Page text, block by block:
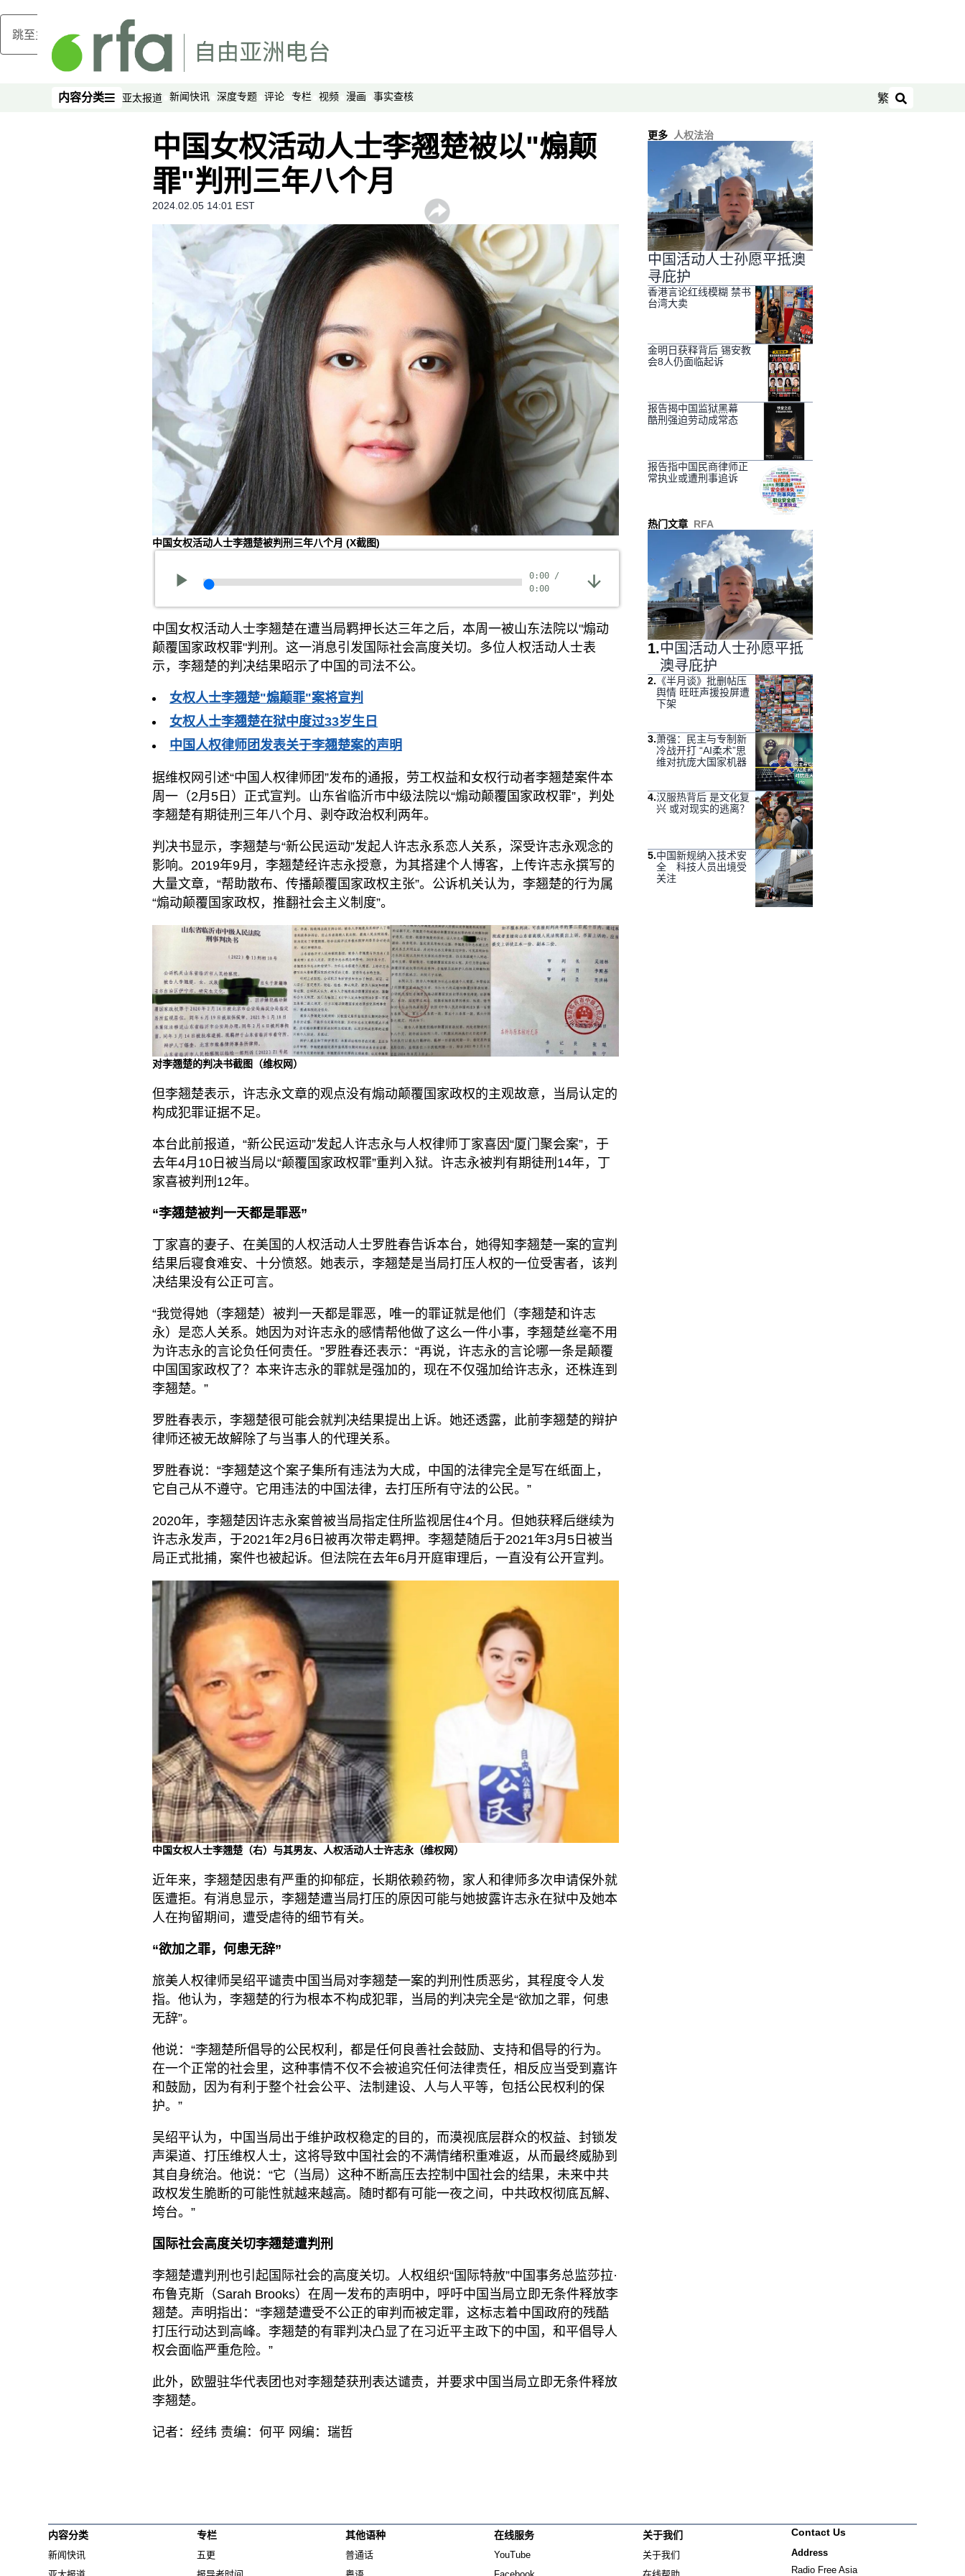
跳至主内容
内容分类
内容分类 亚太报道 新闻快讯 深度专题 评论 专栏 视频 漫画 事实查核 繁
搜索
中国女权活动人士李翘楚被以"煽颠
罪"判刑三年八个月
2024.02.05 14:01 EST
中国女权活动人士李翘楚被判刑三年八个月 (X截图)
0:00 /
0:00
中国女权活动人士李翘楚在遭当局羁押长达三年之后，本周一被山东法院以"煽动
颠覆国家政权罪"判刑。这一消息引发国际社会高度关切。多位人权活动人士表
示，李翘楚的判决结果昭示了中国的司法不公。
女权人士李翘楚"煽颠罪"案将宣判
女权人士李翘楚在狱中度过33岁生日
中国人权律师团发表关于李翘楚案的声明
据维权网引述“中国人权律师团”发布的通报，劳工权益和女权行动者李翘楚案件本
周一（2月5日）正式宣判。山东省临沂市中级法院以“煽动颠覆国家政权罪”，判处
李翘楚有期徒刑三年八个月、剥夺政治权利两年。
判决书显示，李翘楚与“新公民运动”发起人许志永系恋人关系，深受许志永观念的
影响。2019年9月，李翘楚经许志永授意，为其搭建个人博客，上传许志永撰写的
大量文章，“帮助散布、传播颠覆国家政权主张”。公诉机关认为，李翘楚的行为属
“煽动颠覆国家政权，推翻社会主义制度”。
对李翘楚的判决书截图（维权网）
但李翘楚表示，许志永文章的观点没有煽动颠覆国家政权的主观故意，当局认定的
构成犯罪证据不足。
本台此前报道，“新公民运动”发起人许志永与人权律师丁家喜因“厦门聚会案”，于
去年4月10日被当局以“颠覆国家政权罪”重判入狱。许志永被判有期徒刑14年，丁
家喜被判刑12年。
“李翘楚被判一天都是罪恶”
丁家喜的妻子、在美国的人权活动人士罗胜春告诉本台，她得知李翘楚一案的宣判
结果后寝食难安、十分愤怒。她表示，李翘楚是当局打压人权的一位受害者，该判
决结果没有公正可言。
“我觉得她（李翘楚）被判一天都是罪恶，唯一的罪证就是他们（李翘楚和许志
永）是恋人关系。她因为对许志永的感情帮他做了这么一件小事，李翘楚丝毫不用
为许志永的言论负任何责任。”罗胜春还表示：“再说，许志永的言论哪一条是颠覆
中国国家政权了？本来许志永的罪就是强加的，现在不仅强加给许志永，还株连到
李翘楚。”
罗胜春表示，李翘楚很可能会就判决结果提出上诉。她还透露，此前李翘楚的辩护
律师还被无故解除了与当事人的代理关系。
罗胜春说：“李翘楚这个案子集所有违法为大成，中国的法律完全是写在纸面上，
它自己从不遵守。它用违法的中国法律，去打压所有守法的公民。”
2020年，李翘楚因许志永案曾被当局指定住所监视居住4个月。但她获释后继续为
许志永发声，于2021年2月6日被再次带走羁押。李翘楚随后于2021年3月5日被当
局正式批捕，案件也被起诉。但法院在去年6月开庭审理后，一直没有公开宣判。
中国女权人士李翘楚（右）与其男友、人权活动人士许志永（维权网）
近年来，李翘楚因患有严重的抑郁症，长期依赖药物，家人和律师多次申请保外就
医遭拒。有消息显示，李翘楚遭当局打压的原因可能与她披露许志永在狱中及她本
人在拘留期间，遭受虐待的细节有关。
“欲加之罪，何患无辞”
旅美人权律师吴绍平谴责中国当局对李翘楚一案的判刑性质恶劣，其程度令人发
指。他认为，李翘楚的行为根本不构成犯罪，当局的判决完全是“欲加之罪，何患
无辞”。
他说：“李翘楚所倡导的公民权利，都是任何良善社会鼓励、支持和倡导的行为。
在一个正常的社会里，这种事情不仅不会被追究任何法律责任，相反应当受到嘉许
和鼓励，因为有利于整个社会公平、法制建设、人与人平等，包括公民权利的保
护。”
吴绍平认为，中国当局出于维护政权稳定的目的，而漠视底层群众的权益、封锁发
声渠道、打压维权人士，这将导致中国社会的不满情绪积重难返，从而最终威胁到
其自身统治。他说：“它（当局）这种不断高压去控制中国社会的结果，未来中共
政权发生脆断的可能性就越来越高。随时都有可能一夜之间，中共政权彻底瓦解、
垮台。”
国际社会高度关切李翘楚遭判刑
李翘楚遭判刑也引起国际社会的高度关切。人权组织“国际特赦”中国事务总监莎拉·
布鲁克斯（Sarah Brooks）在周一发布的声明中，呼吁中国当局立即无条件释放李
翘楚。声明指出：“李翘楚遭受不公正的审判而被定罪，这标志着中国政府的残酷
打压行动达到高峰。李翘楚的有罪判决凸显了在习近平主政下的中国，和平倡导人
权会面临严重危险。”
此外，欧盟驻华代表团也对李翘楚获刑表达谴责，并要求中国当局立即无条件释放
李翘楚。
记者：经纬 责编：何平 网编：瑞哲
更多 人权法治
中国活动人士孙愿平抵澳
寻庇护
香港言论红线模糊 禁书
台湾大卖
金明日获释背后 锡安教
会8人仍面临起诉
报告揭中国监狱黑幕
酷刑强迫劳动成常态
报告指中国民商律师正
常执业或遭刑事追诉
热门文章 RFA
1.中国活动人士孙愿平抵
澳寻庇护
2. 《半月谈》批删帖压
舆情 旺旺声援投屏遭
下架
3.萧强：民主与专制新
冷战开打 “AI柔术”思
维对抗庞大国家机器
4.汉服热背后 是文化复
兴 或对现实的逃离？
5.中国新规纳入技术安
全 科技人员出境受
关注
内容分类
新闻快讯
专栏
五更
其他语种
普通话
在线服务
YouTube
关于我们
关于我们
Contact Us
Address
Radio Free Asia